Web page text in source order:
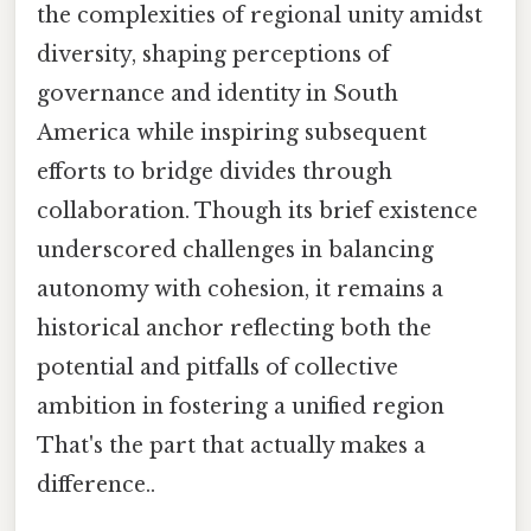
the complexities of regional unity amidst
diversity, shaping perceptions of
governance and identity in South
America while inspiring subsequent
efforts to bridge divides through
collaboration. Though its brief existence
underscored challenges in balancing
autonomy with cohesion, it remains a
historical anchor reflecting both the
potential and pitfalls of collective
ambition in fostering a unified region
That's the part that actually makes a
difference..